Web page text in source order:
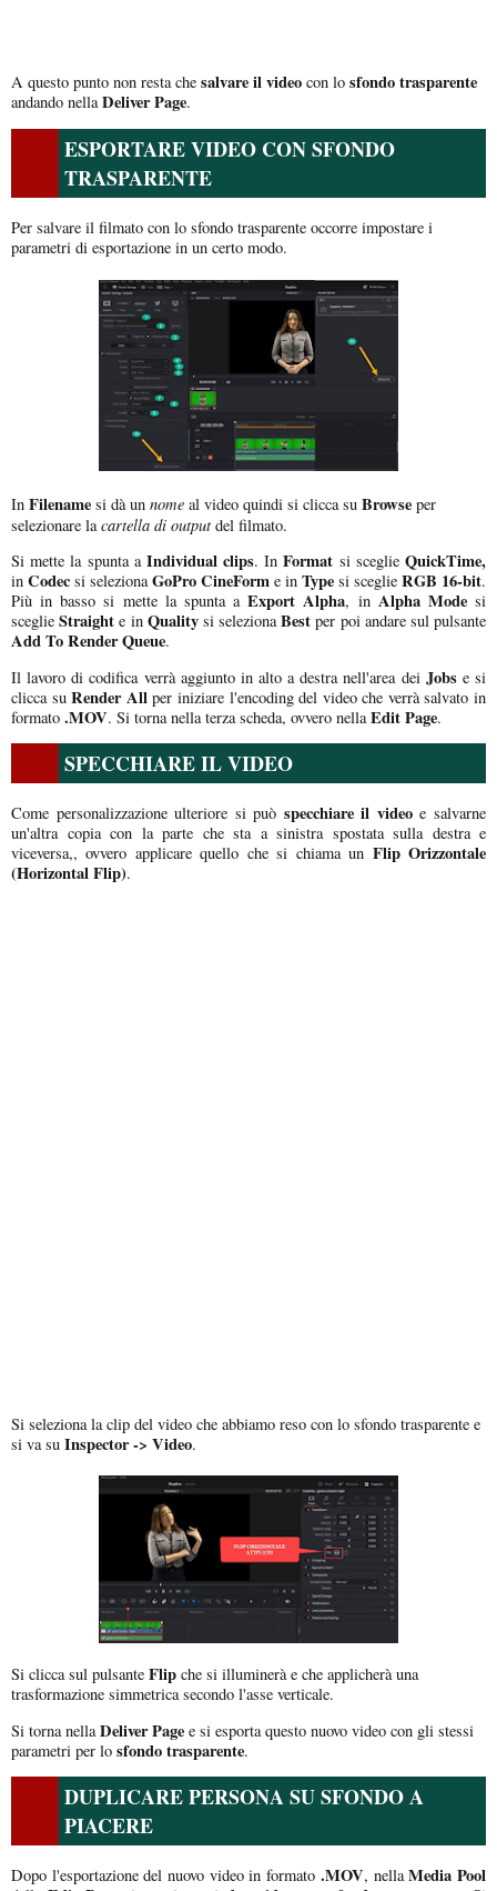
A questo punto non resta che salvare il video con lo sfondo trasparente
andando nellaDeliver Page.
ESPORTARE VIDEO CON SFONDO
TRASPARENTE
Per salvare il filmato con lo sfondo trasparente occorre impostare i
parametri di esportazione in un certo modo.
In Filename si dà un nome al video quindi si clicca su Browse per
selezionare la cartella di outputdel filmato.
Si mette la spunta a Individual clips. In Format si sceglieQuickTime,
in Codec si selezionaGoPro CineForm e in Type si sceglie RGB 16-bit.
Più in basso si mette la spunta aExport Alpha, inAlpha Modesi
sceglieStraight e inQualitysi selezionaBest per poi andare sul pulsante
Add To Render Queue.
Il lavoro di codifica verrà aggiunto in alto a destra nell'area deiJobse si
clicca suRender Allper iniziare l'encoding del video che verrà salvato in
formato .MOV. Si torna nella terza scheda, ovvero nellaEdit Page.
SPECCHIARE IL VIDEO
Come personalizzazione ulteriore si può specchiare il videoe salvarne
un'altra copia con la parte che sta a sinistra spostata sulla destra e
viceversa,, ovvero applicare quello che si chiama un Flip Orizzontale
(Horizontal Flip).
Si seleziona la clip del video che abbiamo reso con lo sfondo trasparente e
si va su Inspector -> Video.
Si clicca sul pulsante Flip che si illuminerà e che applicherà una
trasformazione simmetrica secondo l'asse verticale.
Si torna nellaDeliver Page e si esporta questo nuovo video con gli stessi
parametri per lo sfondo trasparente.
DUPLICARE PERSONA SU SFONDO A
PIACERE
Dopo l'esportazione del nuovo video in formato .MOV, nellaMedia Pool